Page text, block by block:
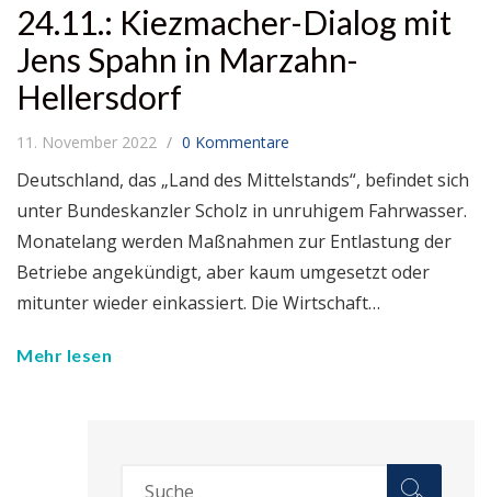
24.11.: Kiezmacher-Dialog mit
Jens Spahn in Marzahn-
Hellersdorf
11. November 2022 0 Kommentare
Deutschland, das „Land des Mittelstands“, befindet sich
unter Bundeskanzler Scholz in unruhigem Fahrwasser.
Monatelang werden Maßnahmen zur Entlastung der
Betriebe angekündigt, aber kaum umgesetzt oder
mitunter wieder einkassiert. Die Wirtschaft…
Mehr lesen